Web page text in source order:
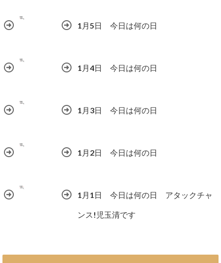
1月5日 今日は何の日
1月4日 今日は何の日
1月3日 今日は何の日
1月2日 今日は何の日
1月1日 今日は何の日 アタックチャ
ンス!児玉清です